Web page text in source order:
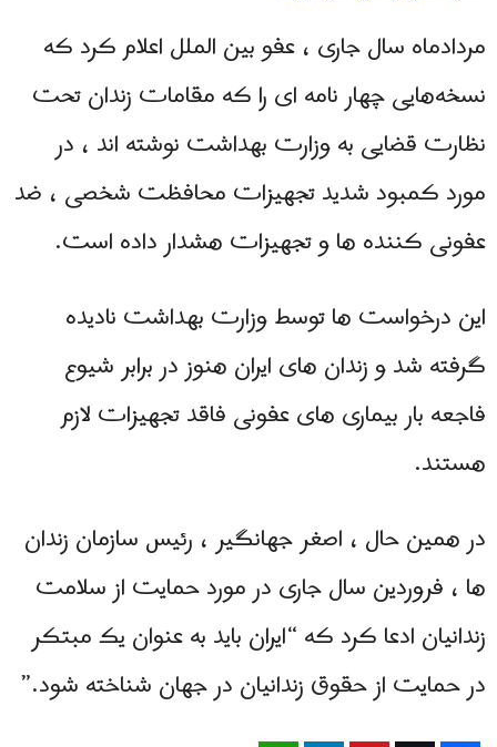
مردادماه سال جاری ، عفو بین الملل اعلام کرد که
نسخه‌هایی چهار نامه ای را که مقامات زندان تحت
نظارت قضایی به وزارت بهداشت نوشته اند ، در
مورد کمبود شدید تجهیزات محافظت شخصی ، ضد
عفونی کننده ها و تجهیزات هشدار داده است.
این درخواست ها توسط وزارت بهداشت نادیده
گرفته شد و زندان های ایران هنوز در برابر شیوع
فاجعه بار بیماری های عفونی فاقد تجهیزات لازم
هستند.
در همین حال ، اصغر جهانگیر ، رئیس سازمان زندان
ها ، فروردین سال جاری در مورد حمایت از سلامت
زندانیان ادعا کرد که “ایران باید به عنوان یک مبتکر
در حمایت از حقوق زندانیان در جهان شناخته شود.”